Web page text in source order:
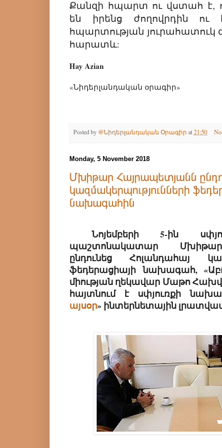
Քանզի հպարտ ու վստահ է,
են իրենց ժողովրդին
հպարտության յուրահատուկ
հարատև:
Hay Azian
«Նիդերլանդական օրագիր»
Posted by @Նիդերլանդական Օրագիր at21:50
Monday, 5 November 2018
Մխիթար Հայրապետյանն
կազմակերպությունների
նախագահին
Նոյեմբերի 5-ին
պաշտոնակատար
ընդունեց Հոլանդահայ
ֆեդերացիայի նախագահ,
միության ղեկավար Մաթո
հայտնում է սփյուռքի
այսօր» ինտերնետային